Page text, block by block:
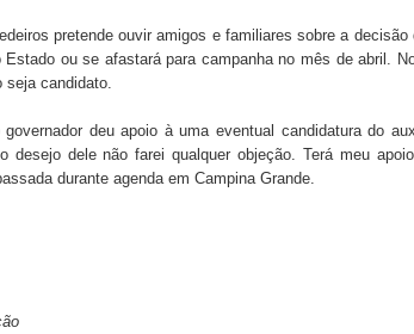
questionamentos da vereadora Rosângela e afirma
abre inscrições para Programa CNH Social; veja
pretende ouvir amigos e familiares sobre a
Estado ou se afastará para campanha no mês de abril.
seja candidato.
governador deu apoio à uma eventual candidatura do
desejo dele não farei qualquer objeção. Terá meu
durante agenda em Campina Grande.